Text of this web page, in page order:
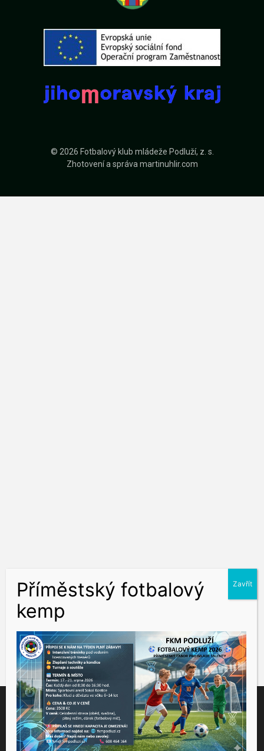
© 2026 Fotbalový klub mládeže Podluží, z. s.
Zhotovení a správamartinuhlir.com
Tento web využívá soubory cookies ke správné funkčnosti a
analýze návštěvnosti. Souhlas k používání těchto dat nám
udělíte kliknutím na tlačítko "Přijmout".
Souhlas můžete odmítnoutzde